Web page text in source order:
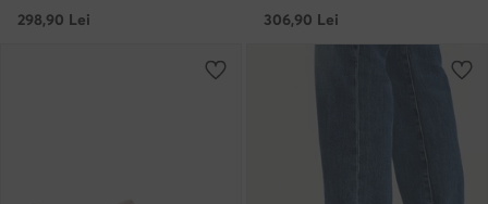
298,90 Lei
306,90 Lei